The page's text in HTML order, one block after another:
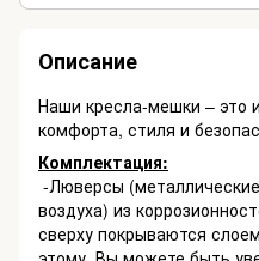
Описание
Наши кресла-мешки – это
комфорта, стиля и
Комплектация:
-Люверсы
воздуха) из
сверху покрываются